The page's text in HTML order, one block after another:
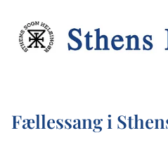
Fællessang i